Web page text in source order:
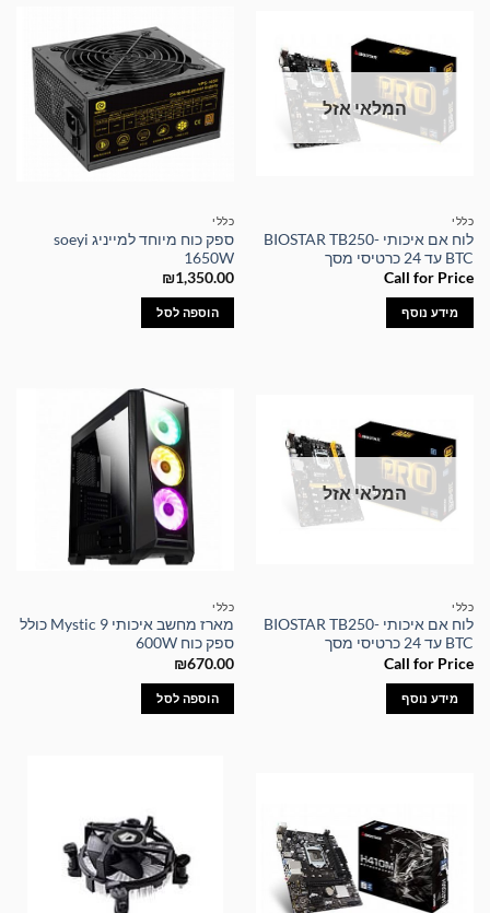
המלאי אזל
כללי
לוח אם איכותי BIOSTAR TB250-
BTC עד 24 כרטיסי מסך
Call for Price
מידע נוסף
כללי
ספק כוח מיוחד למייניג soeyi
1650W
₪1,350.00
הוספה לסל
המלאי אזל
כללי
לוח אם איכותי BIOSTAR TB250-
BTC עד 24 כרטיסי מסך
Call for Price
מידע נוסף
כללי
מארז מחשב איכותי Mystic 9 כולל
ספק כוח 600W
₪670.00
הוספה לסל